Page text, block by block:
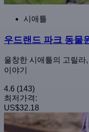
시애틀
우드랜드 파크 동물
울창한 시애틀의 고릴라
이야기
4.6 (143)
최저가격:
US$32.18